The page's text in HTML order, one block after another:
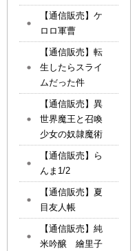
【通信販売】ケ
ロロ軍曹
【通信販売】転
生したらスライ
ムだった件
【通信販売】異
世界魔王と召喚
少女の奴隷魔術
【通信販売】ら
んま1/2
【通信販売】夏
目友人帳
【通信販売】純
米吟醸 繪里子